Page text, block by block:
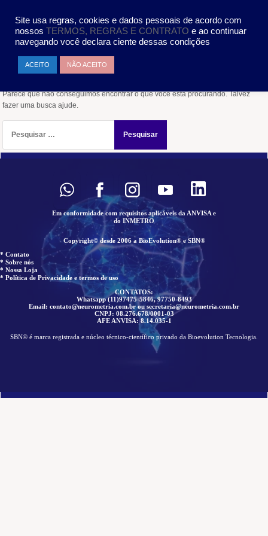
conteúdo
Nada encontrado
Parece que não conseguimos encontrar o que você está procurando. Talvez
fazer uma busca ajude.
por:
Em conformidade com requisitos aplicáveis da ANVISA e
do INMETRO
Copyright© desde 2006 a BioEvolution® e SBN®
* Contato
* Sobre nós
* Nossa Loja
* Política de Privacidade e termos de uso
CONTATOS:
Whatsapp (11)97475-5846, 97750-8493
Email: contato@neurometria.com.br ou secretaria@neurometria.com.br
CNPJ: 08.276.678/0001-03
AFE ANVISA: 8.14.035-1
SBN® é marca registrada e núcleo técnico-científico privado da Bioevolution Tecnologia.
Site usa regras, cookies e dados pessoais de acordo com
nossos TERMOS, REGRAS E CONTRATO e ao continuar
navegando você declara ciente dessas condições
ACEITO NÃO ACEITO